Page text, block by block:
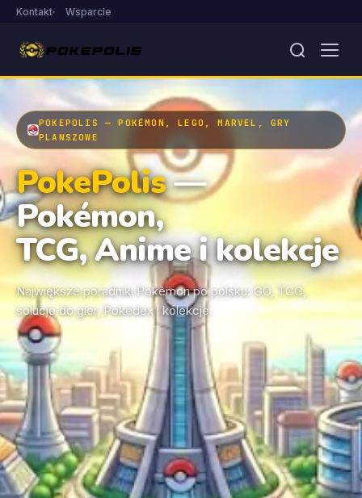
Kontakt Wsparcie
POKEPOLIS — POKÉMON, LEGO, MARVEL, GRY
PLANSZOWE
PokePolis—
Pokémon,
TCG, Anime i kolekcje
Największe poradniki Pokémon po polsku: GO, TCG,
solucje do gier, Pokédex i kolekcje.